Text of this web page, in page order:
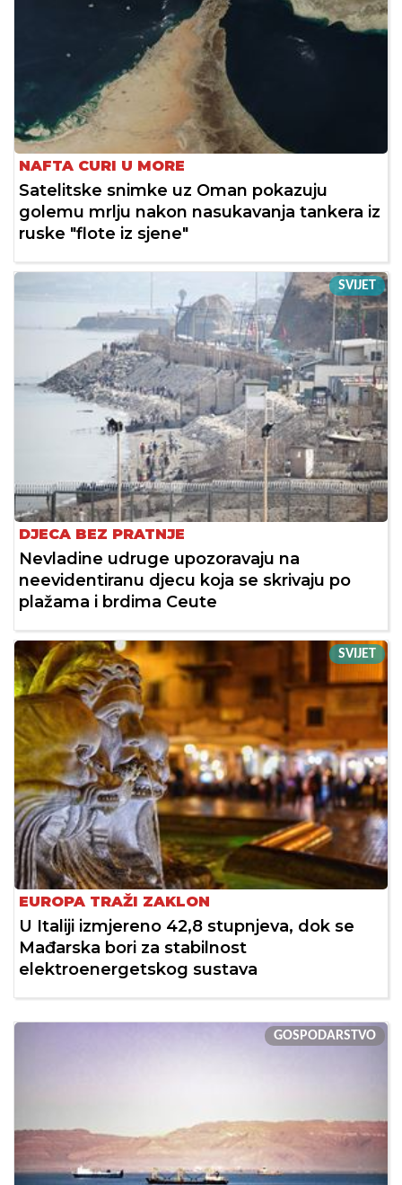
NAFTA CURI U MORE
Satelitske snimke uz Oman pokazuju
golemu mrlju nakon nasukavanja tankera iz
ruske "flote iz sjene"
SVIJET
DJECA BEZ PRATNJE
Nevladine udruge upozoravaju na
neevidentiranu djecu koja se skrivaju po
plažama i brdima Ceute
SVIJET
EUROPA TRAŽI ZAKLON
U Italiji izmjereno 42,8 stupnjeva, dok se
Mađarska bori za stabilnost
elektroenergetskog sustava
GOSPODARSTVO